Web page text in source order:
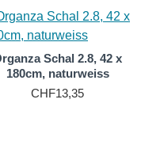
und ihrer glatten
Ästhetik, die
kann. Ein
Outfit in etwas
vielseitiges,
das in der
Schal 2.8, 42 x
180cm, naturweiss
CHF13,35